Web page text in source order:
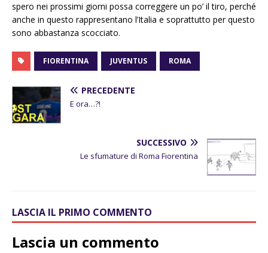
spero nei prossimi giorni possa correggere un po’ il tiro, perché
anche in questo rappresentano l’Italia e soprattutto per questo
sono abbastanza scocciato.
FIORENTINA JUVENTUS ROMA
PRECEDENTE
E ora…?!
SUCCESSIVO
Le sfumature di Roma Fiorentina
LASCIA IL PRIMO COMMENTO
Lascia un commento